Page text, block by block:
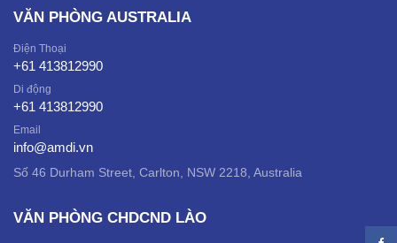
VĂN PHÒNG AUSTRALIA
Điện Thoại
+61 413812990
Di động
+61 413812990
Email
info@amdi.vn
Số 46 Durham Street, Carlton, NSW 2218, Australia
VĂN PHÒNG CHDCND LÀO